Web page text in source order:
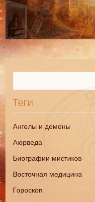
Теги
Ангелы и демоны
Аюрведа
Биографии мистиков
Восточная медицина
Гороскоп